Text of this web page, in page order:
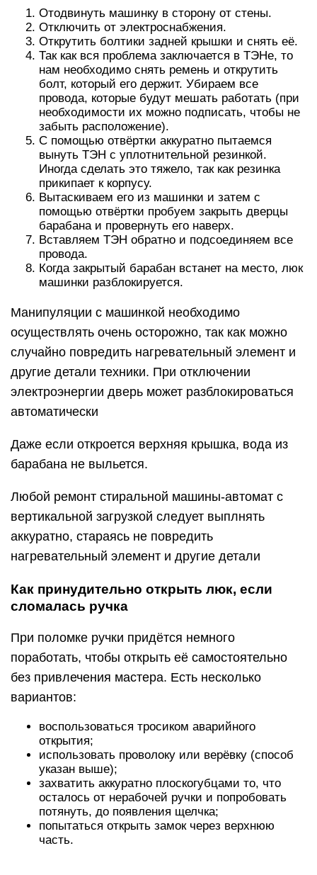
Отодвинуть машинку в сторону от стены.
Отключить от электроснабжения.
Открутить болтики задней крышки и снять её.
Так как вся проблема заключается в ТЭНе, то
нам необходимо снять ремень и открутить
болт, который его держит. Убираем все
провода, которые будут мешать работать (при
необходимости их можно подписать, чтобы не
забыть расположение).
С помощью отвёртки аккуратно пытаемся
вынуть ТЭН с уплотнительной резинкой.
Иногда сделать это тяжело, так как резинка
прикипает к корпусу.
Вытаскиваем его из машинки и затем с
помощью отвёртки пробуем закрыть дверцы
барабана и провернуть его наверх.
Вставляем ТЭН обратно и подсоединяем все
провода.
Когда закрытый барабан встанет на место, люк
машинки разблокируется.
Манипуляции с машинкой необходимо
осуществлять очень осторожно, так как можно
случайно повредить нагревательный элемент и
другие детали техники. При отключении
электроэнергии дверь может разблокироваться
автоматически
Даже если откроется верхняя крышка, вода из
барабана не выльется.
Любой ремонт стиральной машины-автомат с
вертикальной загрузкой следует выплнять
аккуратно, стараясь не повредить
нагревательный элемент и другие детали
Как принудительно открыть люк, если
сломалась ручка
При поломке ручки придётся немного
поработать, чтобы открыть её самостоятельно
без привлечения мастера. Есть несколько
вариантов:
воспользоваться тросиком аварийного
открытия;
использовать проволоку или верёвку (способ
указан выше);
захватить аккуратно плоскогубцами то, что
осталось от нерабочей ручки и попробовать
потянуть, до появления щелчка;
попытаться открыть замок через верхнюю
часть.